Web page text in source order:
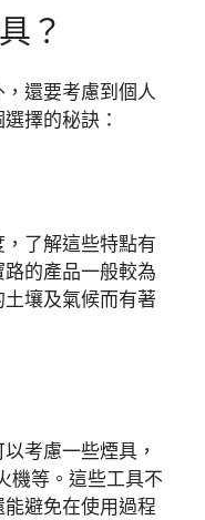
？
還要考慮到個人
擇的秘訣：
了解這些特點有
的產品一般較為
壤及氣候而有著
考慮一些煙具，
機等。這些工具不
避免在使用過程